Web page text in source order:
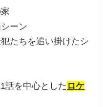
ーン
たちを追い掛けたシ
話を中心とした ロケ